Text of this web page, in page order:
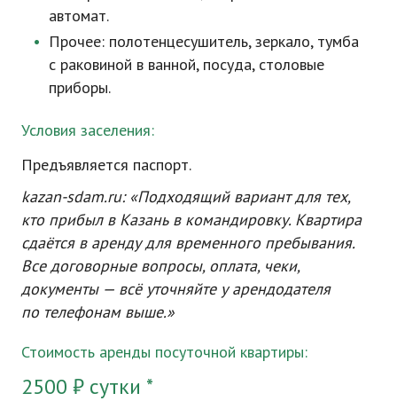
автомат.
Прочее: полотенцесушитель, зеркало, тумба
с раковиной в ванной, посуда, столовые
приборы.
Условия заселения:
Предъявляется паспорт.
kazan-sdam.ru: «Подходящий вариант для тех,
кто прибыл в Казань в командировку. Квартира
сдаётся в аренду для временного пребывания.
Все договорные вопросы, оплата, чеки,
документы — всё уточняйте у арендодателя
по телефонам выше.»
Стоимость аренды посуточной квартиры:
2500 ₽ сутки *